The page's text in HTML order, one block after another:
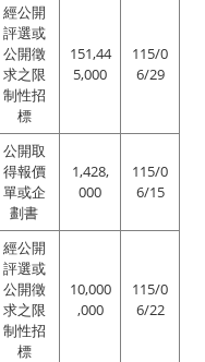
經公開
評選或
公開徵
求之限
制性招
標
151,44
5,000
115/0
6/29
公開取
得報價
單或企
劃書
1,428,
000
115/0
6/15
經公開
評選或
公開徵
求之限
制性招
標
10,000
,000
115/0
6/22